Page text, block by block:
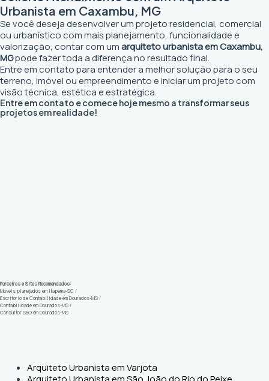
Urbanista em Caxambu, MG
Se você deseja desenvolver um projeto residencial, comercial
ou urbanístico com mais planejamento, funcionalidade e
valorização, contar com umarquiteto urbanista em Caxambu,
MGpode fazer toda a diferença no resultado final.
Entre em contato para entender a melhor solução para o seu
terreno, imóvel ou empreendimento e iniciar um projeto com
visão técnica, estética e estratégica.
Entre em contato e comece hoje mesmo a transformar seus
projetos em realidade!
Parceiros e Sites Recomendados:
Móveis planejados em Itapema-SC /
Escritório de Contabilidade em Dourados-MS /
Contabilidade em Dourados-MS /
Consultor SEO em Dourados-MS
Arquiteto Urbanista em Varjota